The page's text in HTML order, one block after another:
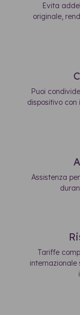
Evita
originale,
Puoi
dispositivo
Assistenza
Tariffe